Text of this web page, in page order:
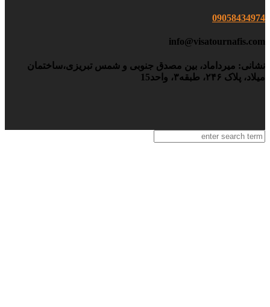
09058434974
info@visatournafis.com
نشانی: میرداماد، بین مصدق جنوبی و شمس تبریزی،ساختمان
میلاد، پلاک ۲۴۶، طبقه۳، واحد15